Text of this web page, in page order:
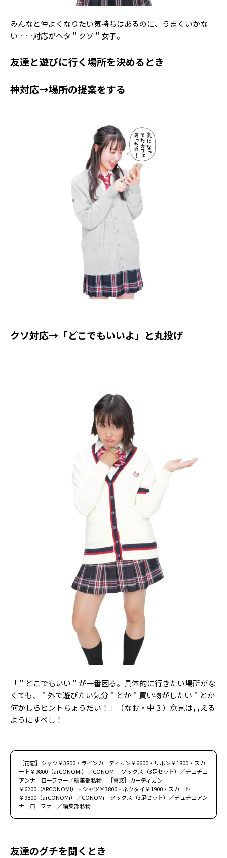
みんなと仲よくなりたい気持ちはあるのに、うまくいかな
い……対応がヘタ＂クソ＂女子。
友達と遊びに行く場所を決めるとき
神対応→場所の提案をする
クソ対応→「どこでもいいよ」と丸投げ
「＂どこでもいい＂が一番困る。具体的に行きたい場所がな
くても、＂外で遊びたい気分＂とか＂買い物がしたい＂とか
何かしらヒントちょうだい！」（なお・中３）意見は言える
ようにすべし！
［花恋］シャツ￥3800・ラインカーディガン￥6600・リボン￥1800・スカ
ート￥9800（arCONOMi）／CONOMi ソックス（3足セット）／チュチュ
アンナ ローファー／編集部私物 ［真悠］カーディガン
￥6200（ARCONOMI）・シャツ￥3800・ネクタイ￥1900・スカート
￥9800（arCONOMi）／CONOMi ソックス（3足セット）／チュチュアン
ナ ローファー／編集部私物
友達のグチを聞くとき